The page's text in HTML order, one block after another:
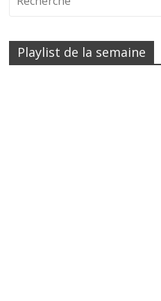
Playlist de la semaine